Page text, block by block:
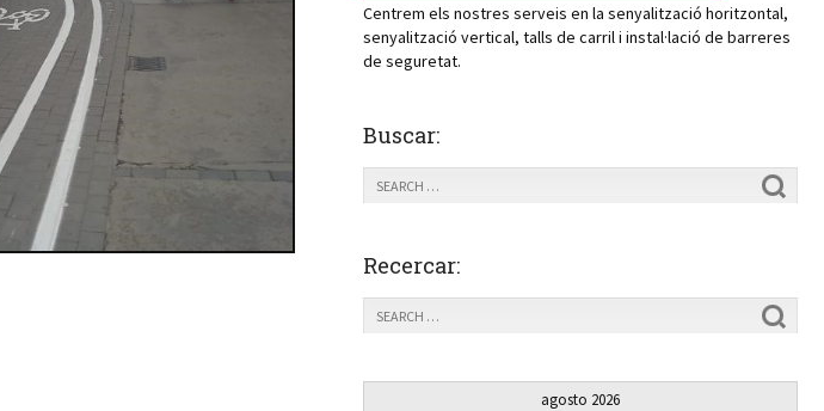
Centrem els nostres serveis en la senyalització horitzontal,
senyalització vertical, talls de carril i instal·lació de barreres
de seguretat.
Buscar:
Recercar:
agosto 2026